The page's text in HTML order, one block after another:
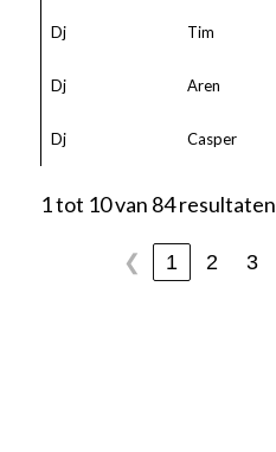
Dj Tim
Dj Aren
Dj Casper
1 tot 10 van 84 resultaten
❮ 1 2 3